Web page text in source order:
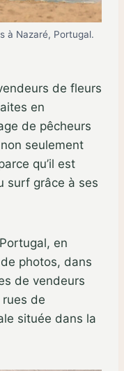
à Nazaré, Portugal.
de fleurs
en
de pêcheurs
seulement
qu’il est
surf grâce à ses
en
photos, dans
de vendeurs
de
située dans la